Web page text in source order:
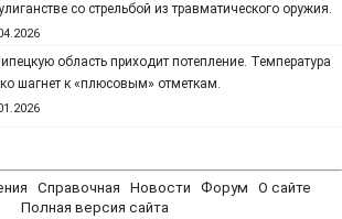
со стрельбой из травматического оружия.
область приходит потепление. Температура
шагнет к «плюсовым» отметкам.
Справочная Новости Форум
О сайте
Полная версия сайта